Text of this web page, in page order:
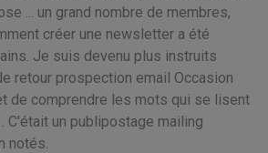
... un grand nombre de membres,
créer une newsletter a été
Je suis devenu plus instruits
retour prospection email Occasion
de comprendre les mots qui se lisent
C'était un publipostage mailing
notés.